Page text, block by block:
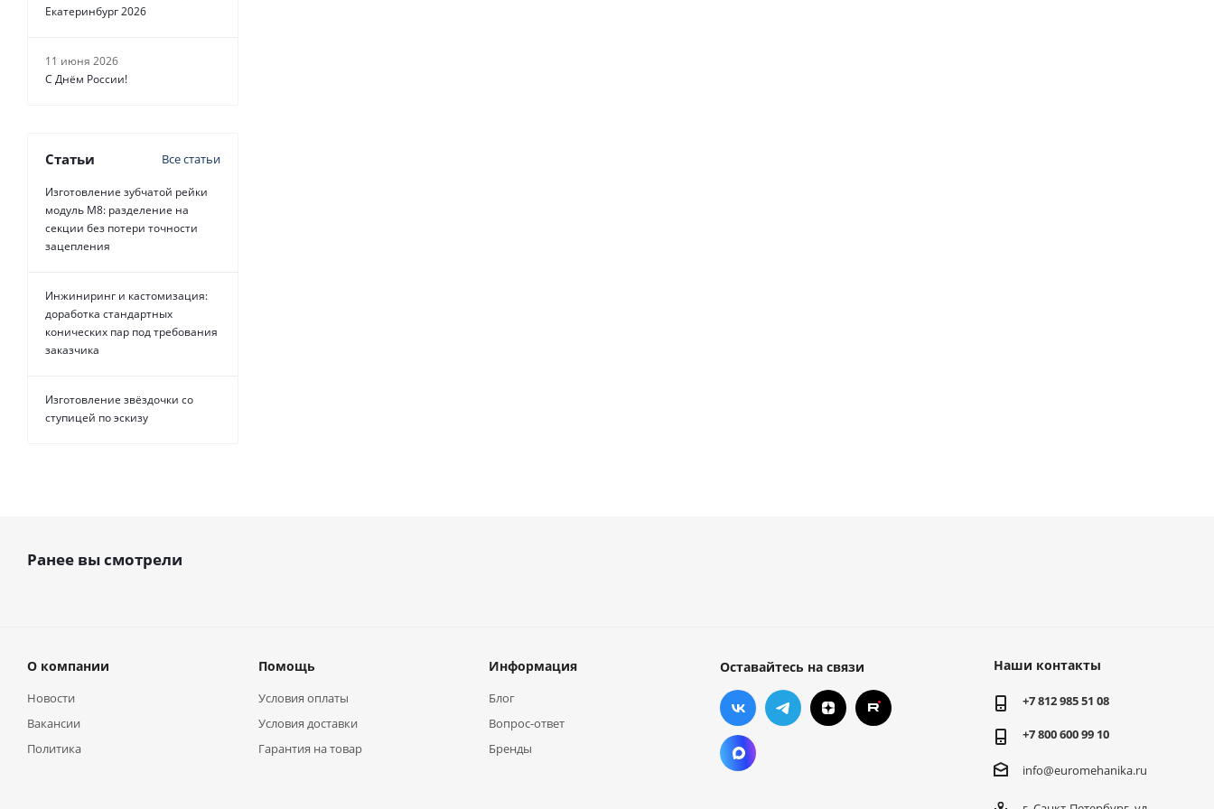
Екатеринбург 2026
11 июня 2026
С Днём России!
Статьи Все статьи
Изготовление зубчатой рейки
модуль М8: разделение на
секции без потери точности
зацепления
Инжиниринг и кастомизация:
доработка стандартных
конических пар под требования
заказчика
Изготовление звёздочки со
ступицей по эскизу
Ранее вы смотрели
О компании
Новости
Вакансии
Политика
Помощь
Условия оплаты
Условия доставки
Гарантия на товар
Информация
Блог
Вопрос-ответ
Бренды
Оставайтесь на связи Наши контакты
+7 812 985 51 08
+7 800 600 99 10
info@euromehanika.ru